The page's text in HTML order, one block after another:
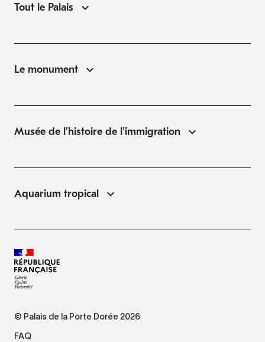
Tout le Palais
Le monument
Musée de l'histoire de l'immigration
Aquarium tropical
© Palais de la Porte Dorée 2026
FAQ